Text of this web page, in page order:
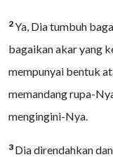
2Ya, Dia tumbuh
bagaikan akar yang
mempunyai bentuk
memandang rupa-
mengingini-Nya.
3 Dia direndahkan